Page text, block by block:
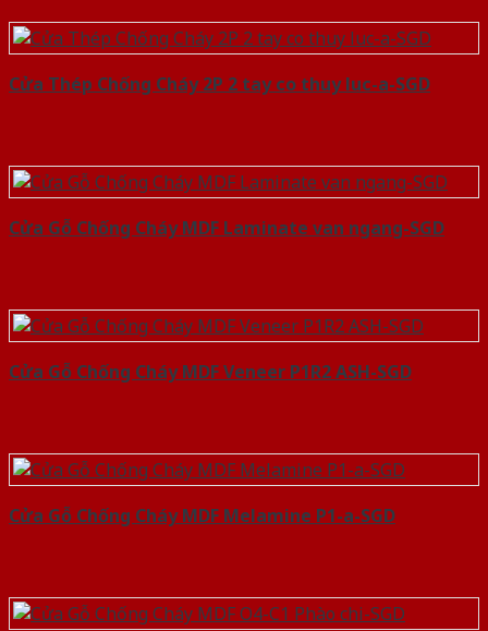
Cửa Thép Chống Cháy 2P 2 tay co thuy luc-a-SGD
Cửa Gỗ Chống Cháy MDF Laminate van ngang-SGD
Cửa Gỗ Chống Cháy MDF Veneer P1R2 ASH-SGD
Cửa Gỗ Chống Cháy MDF Melamine P1-a-SGD